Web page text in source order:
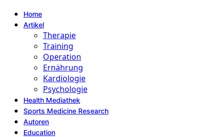
Home
Artikel
Therapie
Training
Operation
Ernährung
Kardiologie
Psychologie
Health Mediathek
Sports Medicine Research
Autoren
Education